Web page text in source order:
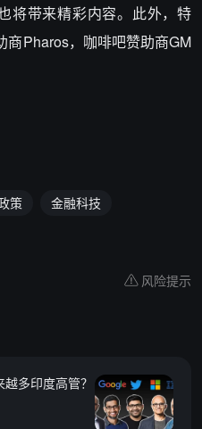
将带来精彩内容。此外，特
商Pharos，咖啡吧赞助商GM
策
金融科技
风险提示
多印度高管？